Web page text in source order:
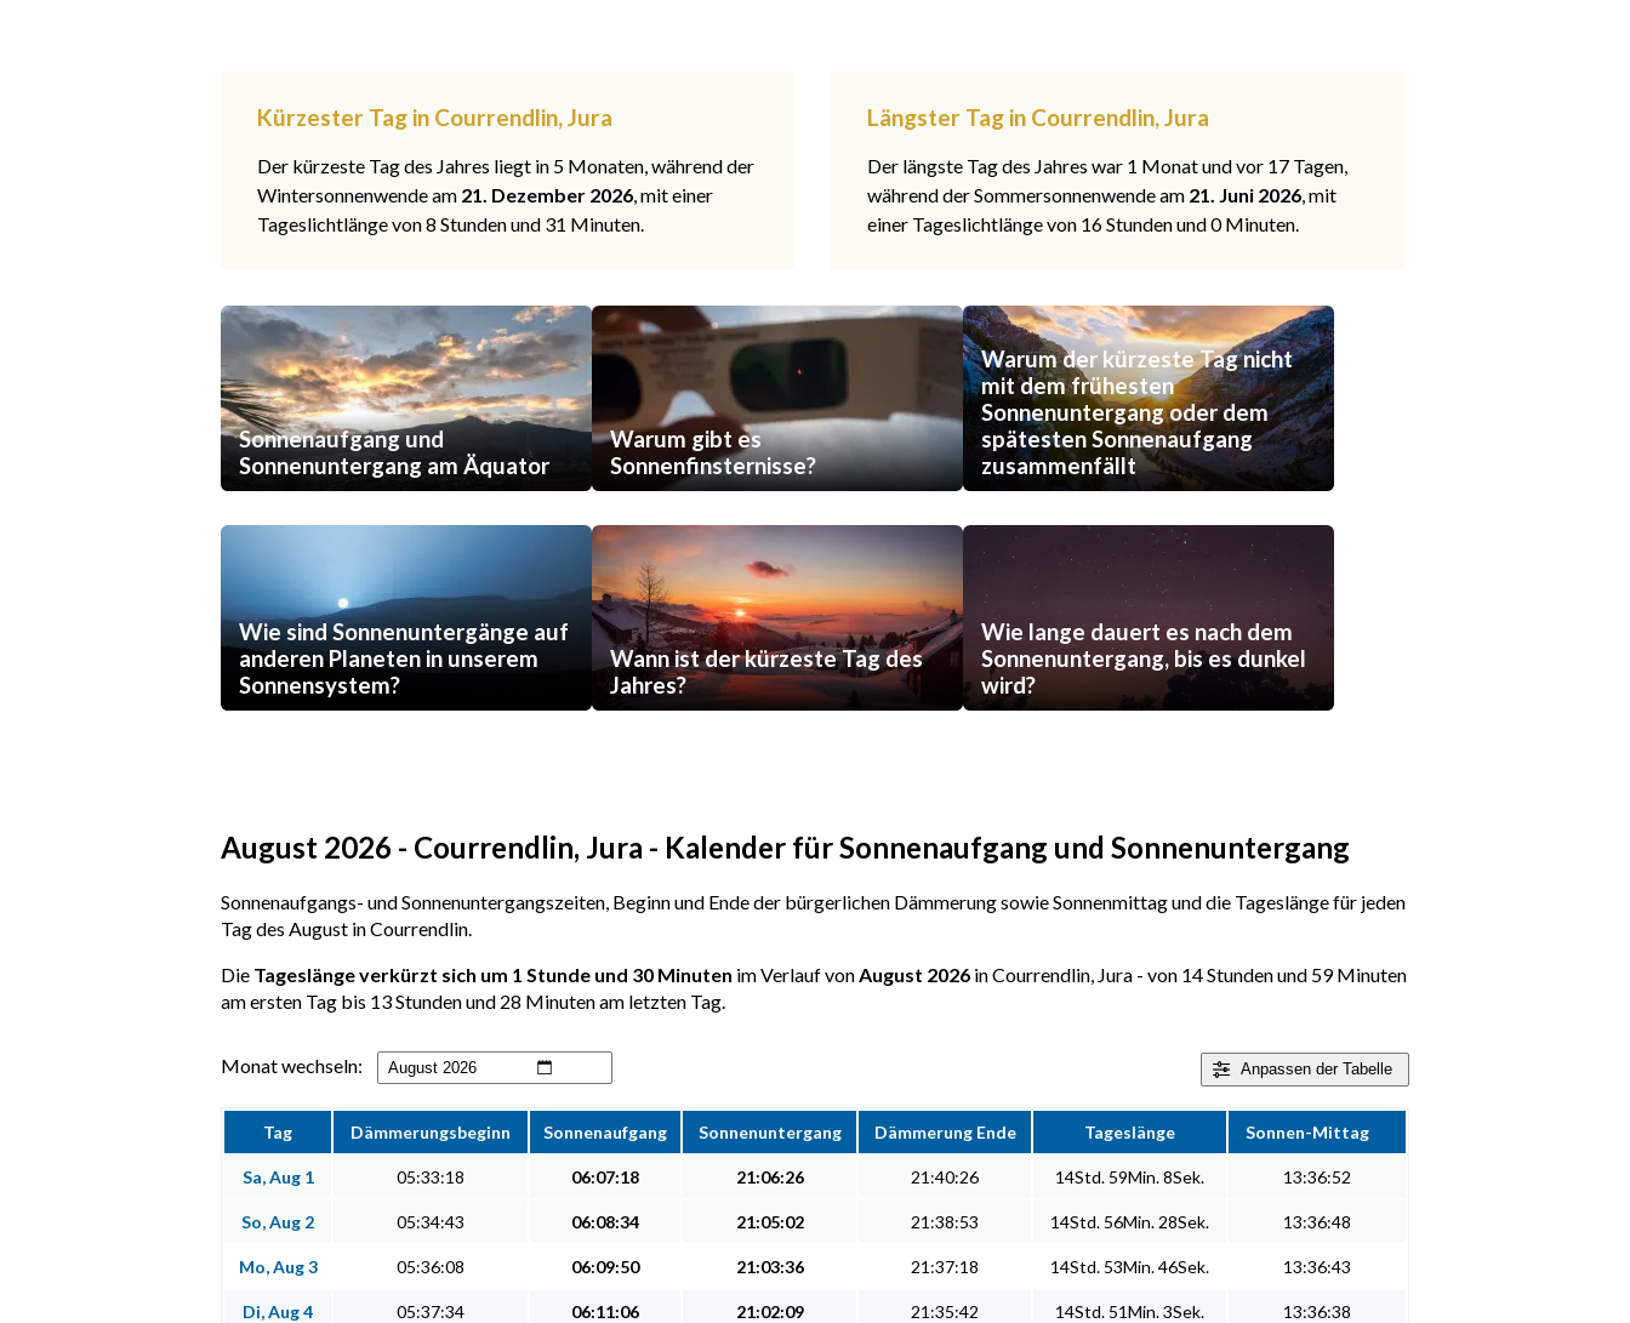
Kürzester Tag in Courrendlin, Jura
Der kürzeste Tag des Jahres liegt in 5 Monaten, während der
Wintersonnenwende am 21. Dezember 2026, mit einer
Tageslichtlänge von 8 Stunden und 31 Minuten.
Längster Tag in Courrendlin, Jura
Der längste Tag des Jahres war 1 Monat und vor 17 Tagen,
während der Sommersonnenwende am 21. Juni 2026, mit
einer Tageslichtlänge von 16 Stunden und 0 Minuten.
Sonnenaufgang und
Sonnenuntergang am Äquator
Warum gibt es
Sonnenfinsternisse?
Warum der kürzeste Tag nicht
mit dem frühesten
Sonnenuntergang oder dem
spätesten Sonnenaufgang
zusammenfällt
Wie sind Sonnenuntergänge auf
anderen Planeten in unserem
Sonnensystem?
Wann ist der kürzeste Tag des
Jahres?
Wie lange dauert es nach dem
Sonnenuntergang, bis es dunkel
wird?
August 2026 - Courrendlin, Jura - Kalender für Sonnenaufgang und Sonnenuntergang
Sonnenaufgangs- und Sonnenuntergangszeiten, Beginn und Ende der bürgerlichen Dämmerung sowie Sonnenmittag und die Tageslänge für jeden
Tag des August in Courrendlin.
Die Tageslänge verkürzt sich um 1 Stunde und 30 Minuten im Verlauf von August 2026 in Courrendlin, Jura - von 14 Stunden und 59 Minuten
am ersten Tag bis 13 Stunden und 28 Minuten am letzten Tag.
Anpassen der Tabelle
Monat wechseln:
Tag Dämmerungsbeginn Sonnenaufgang Sonnenuntergang Dämmerung Ende Tageslänge Sonnen-Mittag
Sa, Aug 1 05:33:18 06:07:18 21:06:26 21:40:26 14Std. 59Min. 8Sek. 13:36:52
So, Aug 2 05:34:43 06:08:34 21:05:02 21:38:53 14Std. 56Min. 28Sek. 13:36:48
Mo, Aug 3 05:36:08 06:09:50 21:03:36 21:37:18 14Std. 53Min. 46Sek. 13:36:43
Di, Aug 4 05:37:34 06:11:06 21:02:09 21:35:42 14Std. 51Min. 3Sek. 13:36:38